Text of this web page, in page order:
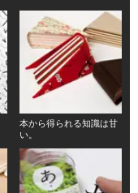
本から得られる知識は甘
い。